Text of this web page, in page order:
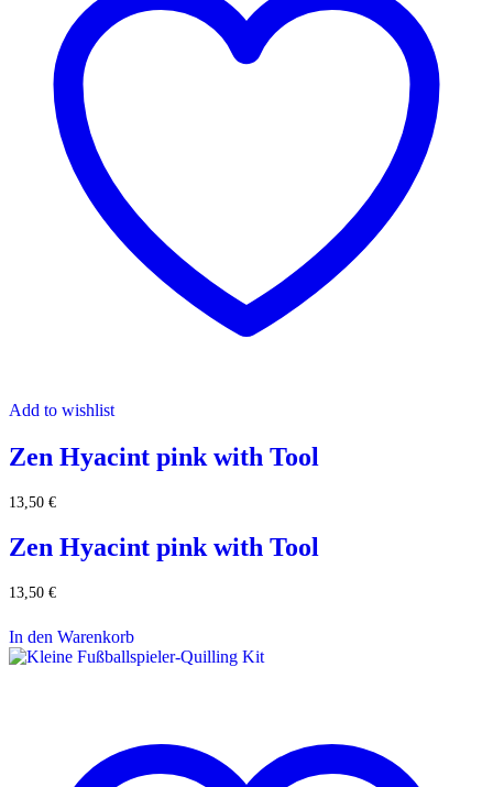
Add to wishlist
Zen Hyacint pink with Tool
13,50 €
Zen Hyacint pink with Tool
13,50 €
In den Warenkorb